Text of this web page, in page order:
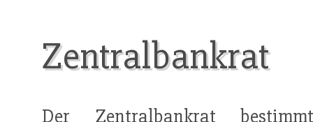
Zentralbankrat
Der Zentralbankrat